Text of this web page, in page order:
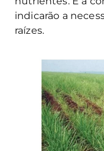
indicarão a
raízes.